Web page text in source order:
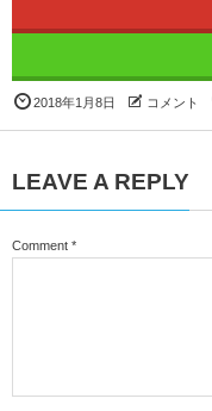
2018年1月8日 コメント
LEAVE A REPLY
Comment *